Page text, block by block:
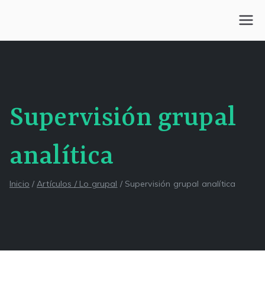
contenido
Centro Kesselman
Supervisión grupal
analítica
Inicio Artículos / Lo grupal Supervisión grupal analítica